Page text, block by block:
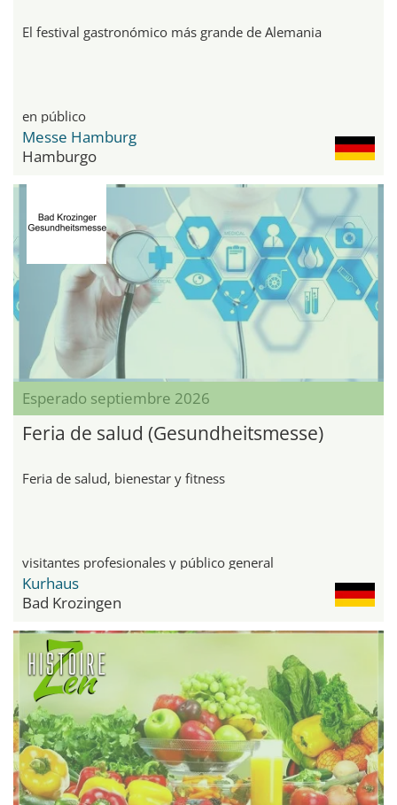
El festival gastronómico más grande de Alemania
en público
Messe Hamburg
Hamburgo
Esperado septiembre 2026
Feria de salud (Gesundheitsmesse)
Feria de salud, bienestar y fitness
visitantes profesionales y público general
Kurhaus
Bad Krozingen